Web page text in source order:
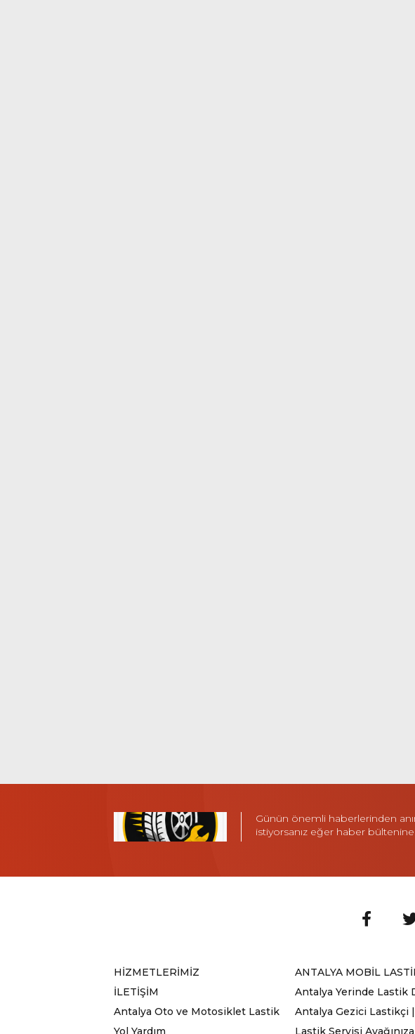
Günün önemli haberlerinden
istiyorsanız eğer haber
HİZMETLERİMİZ
ANTALYA MOBİL
İLETİŞİM
Antalya Yerinde Lastik
Antalya Oto ve Motosiklet Lastik
Yol Yardım
Antalya Gezici Lastikçi
Lastik Servisi